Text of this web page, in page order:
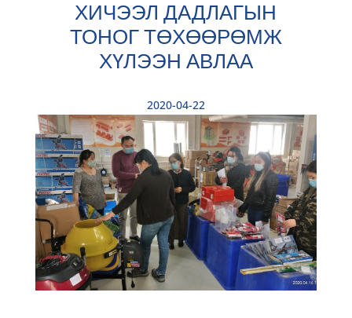
ХИЧЭЭЛ ДАДЛАГЫН
ТОНОГ ТӨХӨӨРӨМЖ
ХҮЛЭЭН АВЛАА
2020-04-22